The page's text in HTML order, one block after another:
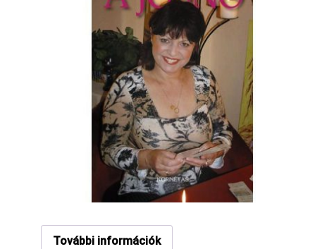
További információk